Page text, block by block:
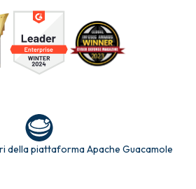
della piattaforma Apache Guacamole